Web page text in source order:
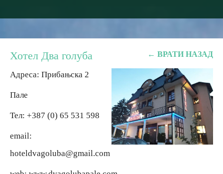
Планински туризам
Бањски туризам
Авантура
← ВРАТИ НАЗАД
Хотел Два голуба
Адреса: Прибањска 2
Пале
Тел: +387 (0) 65 531 598
email:
hoteldvagoluba@gmail.com
Планински туризам
Бањски туризам
Авантура